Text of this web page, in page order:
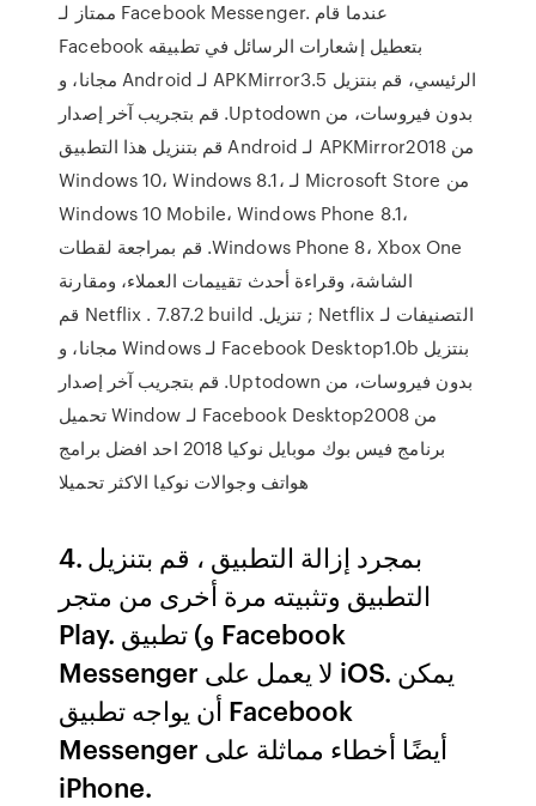
ممتاز لـ Facebook Messenger. عندما قام
Facebook بتعطيل إشعارات الرسائل في تطبيقه
الرئيسي، ‫قم بنتزيل APKMirror3.5 لـ Android مجانا، و
بدون فيروسات، من Uptodown. قم بتجريب آخر إصدار
من APKMirror2018 لـ Android قم بتنزيل هذا التطبيق
من Microsoft Store لـ Windows 10، Windows 8.1،
Windows 10 Mobile، Windows Phone 8.1،
Windows Phone 8، Xbox One. قم بمراجعة لقطات
الشاشة، وقراءة أحدث تقييمات العملاء، ومقارنة
التصنيفات لـ Netflix ; تنزيل. Netflix . 7.87.2 build ‫قم
بنتزيل Facebook Desktop1.0b لـ Windows مجانا، و
بدون فيروسات، من Uptodown. قم بتجريب آخر إصدار
من Facebook Desktop2008 لـ Window تحميل
برنامج فيس بوك موبايل نوكيا 2018 احد افضل برامج
هواتف وجوالات نوكيا الاكثر تحميلا
4. بمجرد إزالة التطبيق ، قم بتنزيل
التطبيق وتثبيته مرة أخرى من متجر
Play. و) تطبيق Facebook
Messenger لا يعمل على iOS. يمكن
أن يواجه تطبيق Facebook
Messenger أيضًا أخطاء مماثلة على
iPhone.